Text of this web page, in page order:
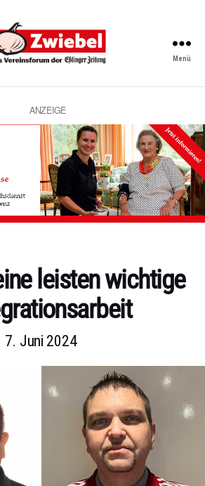
Vereinsforum
Eßlinger
Zeitung
Menü
ANZEIGE
leisten wichtige
7. Juni 2024